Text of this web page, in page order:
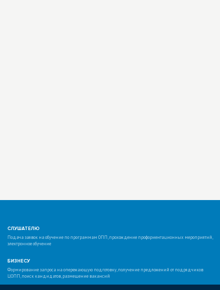
СЛУШАТЕЛЮ
Подача заявок на обучение по программам ОПП, прохождение профориентационных мероприятий,
электронное обучение
БИЗНЕСУ
Формирование запроса на опережающую подготовку, получение предложений от подрядчиков
ЦОПП, поиск кандидатов, размещение вакансий